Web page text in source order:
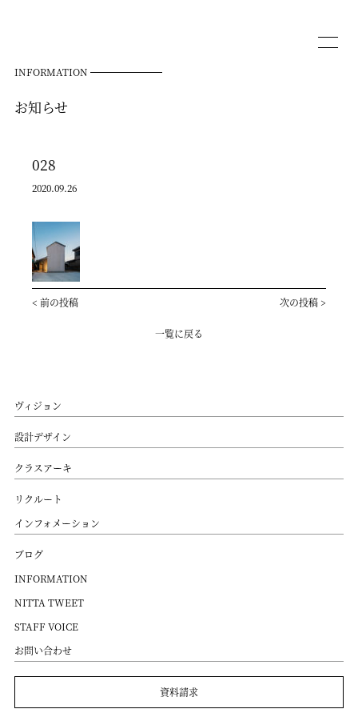
INFORMATION
お知らせ
028
2020.09.26
< 前の投稿 次の投稿 >
一覧に戻る
ヴィジョン
設計デザイン
クラスアーキ
リクルート
インフォメーション
ブログ
INFORMATION
NITTA TWEET
STAFF VOICE
お問い合わせ
資料請求